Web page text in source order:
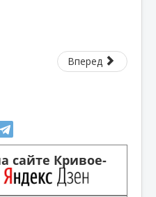
Вперед
сайте Кривое-